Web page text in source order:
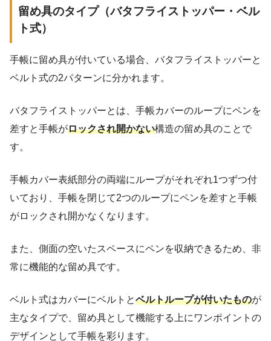
留め具のタイプ（バタフライストッパー・ベル
ト式）
手帳に留め具が付いている場合、バタフライストッパーと
ベルト式の2パターンに分かれます。
バタフライストッパーとは、手帳カバーのループにペンを
差すと手帳がロックされ開かない構造の留め具のことで
す。
手帳カバー表紙部分の両端にループがそれぞれ1つずつ付
いており、手帳を閉じて2つのループにペンを差すと手帳
がロックされ開かなくなります。
また、側面の空いたスペースにペンを収納できるため、非
常に機能的な留め具です。
ベルト式はカバーにベルトとベルトループが付いたものが
主なタイプで、留め具として機能する上にワンポイントの
デザインとして手帳を彩ります。